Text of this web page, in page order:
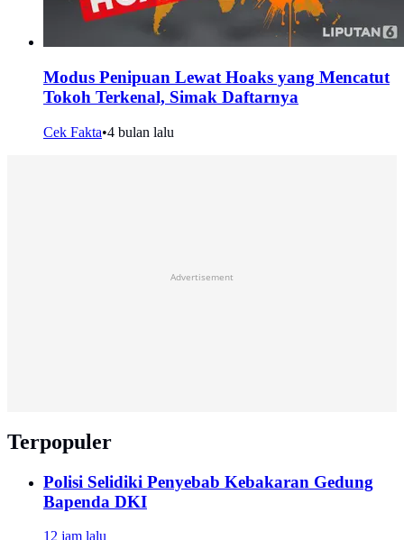
Modus Penipuan Lewat Hoaks yang Mencatut
Tokoh Terkenal, Simak Daftarnya
Cek Fakta•4 bulan lalu
Advertisement
Terpopuler
Polisi Selidiki Penyebab Kebakaran Gedung
Bapenda DKI
12 jam lalu